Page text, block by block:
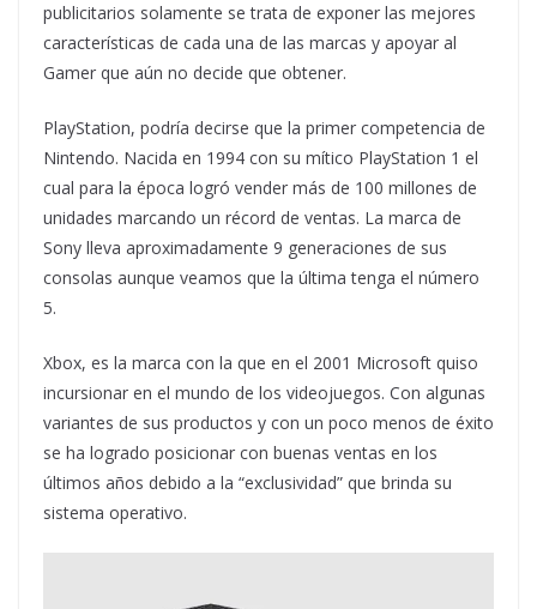
publicitarios solamente se trata de exponer las mejores
características de cada una de las marcas y apoyar al
Gamer que aún no decide que obtener.
PlayStation, podría decirse que la primer competencia de
Nintendo. Nacida en 1994 con su mítico PlayStation 1 el
cual para la época logró vender más de 100 millones de
unidades marcando un récord de ventas. La marca de
Sony lleva aproximadamente 9 generaciones de sus
consolas aunque veamos que la última tenga el número
5.
Xbox, es la marca con la que en el 2001 Microsoft quiso
incursionar en el mundo de los videojuegos. Con algunas
variantes de sus productos y con un poco menos de éxito
se ha logrado posicionar con buenas ventas en los
últimos años debido a la “exclusividad” que brinda su
sistema operativo.